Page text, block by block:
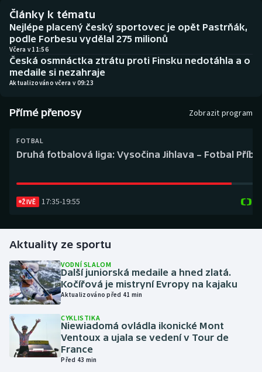
Basketbal
Biatlon
Boby a skeleton
Box
Golf
Gymnastika
Házená
Jezdectví
Judo
Historické návraty
Aplikace ČT sport
AZ kvíz
Články k tématu
Nejlépe placený český sportovec je opět Pastrňák,
podle Forbesu vydělal 275 milionů
Včera v 11:56
Česká osmnáctka ztrátu proti Finsku nedotáhla a o
medaile si nezahraje
Aktualizováno včera v 09:23
Přímé přenosy Zobrazit program
FOTBAL
Druhá fotbalová liga: Vysočina Jihlava – Fotbal
ŽIVĚ 17:35-19:55
Aktuality ze sportu
VODNÍ SLALOM
Další juniorská medaile a hned zlatá.
Kočířová je mistryní Evropy na kajaku
Aktualizováno před 41 min
CYKLISTIKA
Niewiadomá ovládla ikonické Mont
Ventoux a ujala se vedení v Tour de
France
Před 43 min